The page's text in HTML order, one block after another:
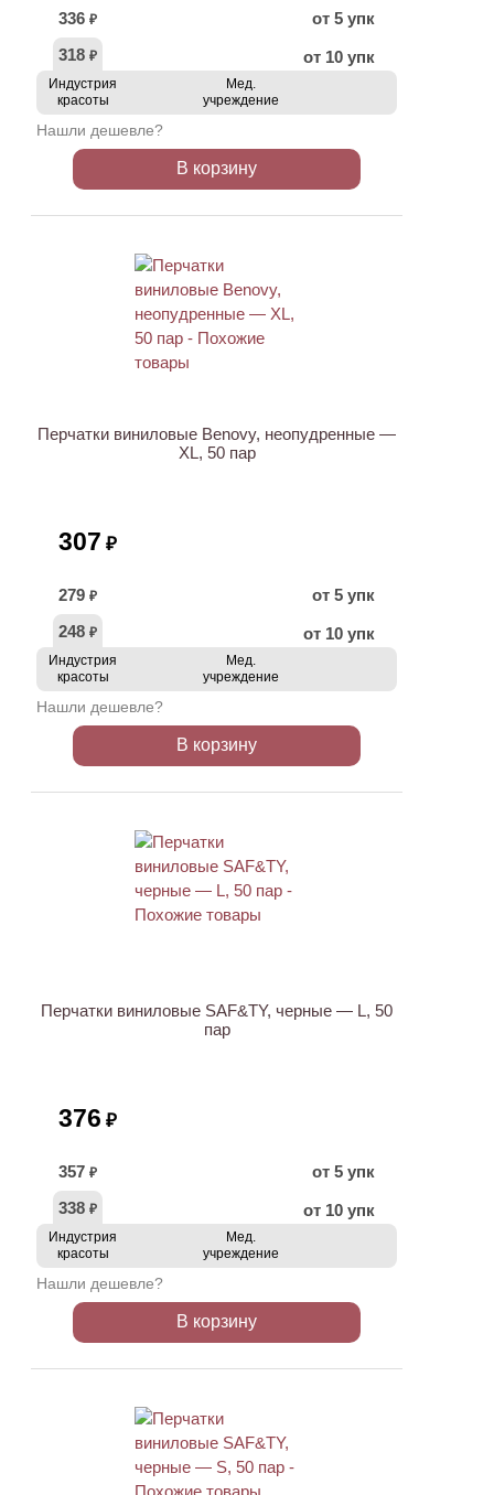
336 ₽
от 5 упк
318 ₽ от 10 упк
Индустрия
красоты
Мед.
учреждение
Нашли дешевле?
В корзину
Перчатки виниловые Benovy, неопудренные —
XL, 50 пар
307 ₽
279 ₽
от 5 упк
248 ₽ от 10 упк
Индустрия
красоты
Мед.
учреждение
Нашли дешевле?
В корзину
Перчатки виниловые SAF&TY, черные — L, 50
пар
376 ₽
357 ₽
от 5 упк
338 ₽ от 10 упк
Индустрия
красоты
Мед.
учреждение
Нашли дешевле?
В корзину